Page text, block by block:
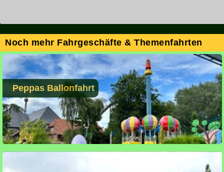
Noch mehr Fahrgeschäfte & Themenfahrten
Peppas Ballonfahrt